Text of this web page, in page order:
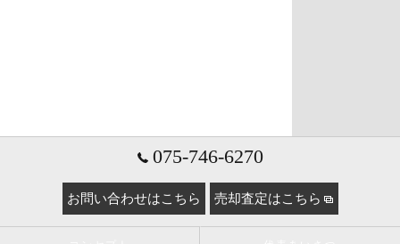
075-746-6270
お問い合わせはこちら 売却査定はこちら